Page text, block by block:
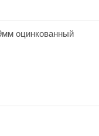
оцинкованный